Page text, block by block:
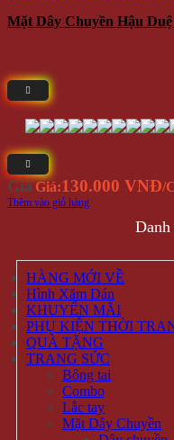
Mặt Dây Chuyền Hậu
Giá Giá:130.000 VNĐ/
Thêm vào giỏ hàng
Danh
HÀNG MỚI VỀ
Hình Xăm Dán
KHUYẾN MÃI
PHỤ KIỆN THỜI
QUÀ TẶNG
TRANG SỨC
Bông tai
Combo
Lắc tay
Mặt Dây Chuyền